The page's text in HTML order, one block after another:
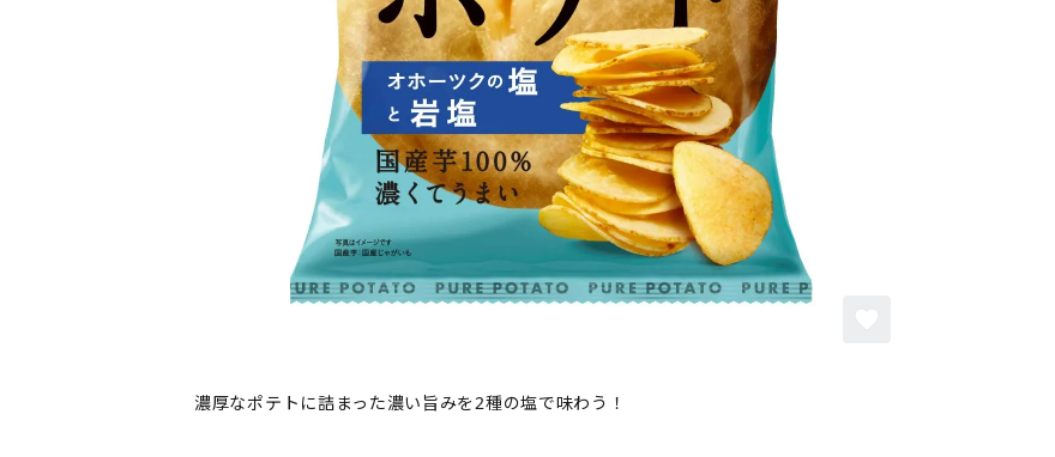
濃厚なポテトに詰まった濃い旨みを2種の塩で味わう！